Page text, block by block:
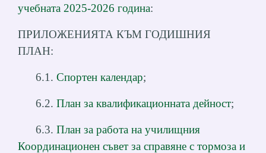
учебната 2025-2026 година:
ПРИЛОЖЕНИЯТА КЪМ ГОДИШНИЯ
ПЛАН:
6.1. Спортен календар;
6.2. План за квалификационната дейност;
6.3. План за работа на училищния
Координационен съвет за справяне с тормоза и